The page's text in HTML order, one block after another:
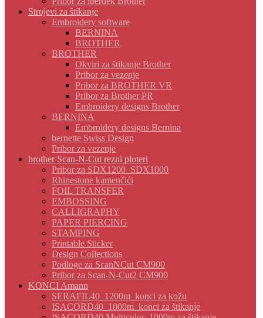
Strojevi za štikanje
Embroidery software
BERNINA
BROTHER
BROTHER
Okviri za štikanje Brother
Pribor za vezenje
Pribor za BROTHER VR
Pribor za Brother PR
Embroidery designs Brother
BERNINA
Embroidery designs Bernina
bernette Swiss Design
Pribor za vezenje
brother Scan-N-Cut rezni ploteri
Pribor za SDX1200_SDX1000
Rhinestone kamenčići
FOIL TRANSFER
EMBOSSING
CALLIGRAPHY
PAPER PIERCING
STAMPING
Printable Sticker
Design Collections
Podloge za ScanNCut CM900
Pribor za Scan-N-Cut2 CM900
KONCI Amann
SERAFIL40_1200m_konci za kožu
ISACORD40_1000m_konci za štikanje